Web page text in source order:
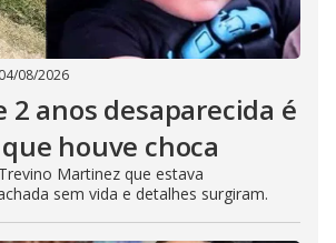
04/08/2026
2 anos desaparecida é
houve choca
Martinez que estava
sem vida e detalhes surgiram.